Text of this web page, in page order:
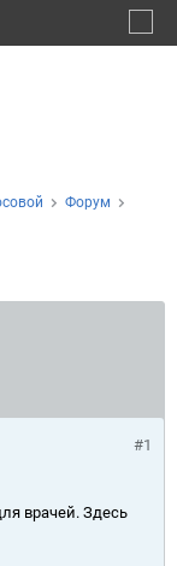
Форум
#1
врачей. Здесь